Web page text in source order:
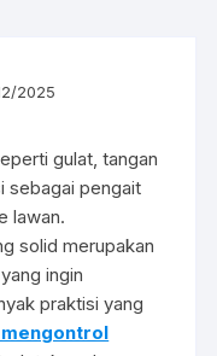
2025
gulat, tangan
sebagai pengait
lawan.
solid merupakan
ingin
praktisi yang